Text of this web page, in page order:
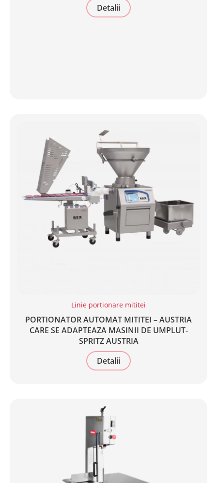
Detalii
Linie portionare mititei
PORTIONATOR AUTOMAT MITITEI – AUSTRIA
CARE SE ADAPTEAZA MASINII DE UMPLUT-
SPRITZ AUSTRIA
Detalii